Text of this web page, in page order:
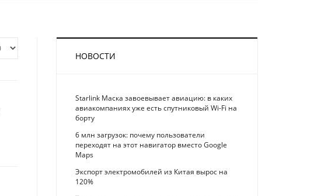
НОВОСТИ
Starlink Маска завоевывает авиацию: в каких
авиакомпаниях уже есть спутниковый Wi-Fi на
борту
6 млн загрузок: почему пользователи
переходят на этот навигатор вместо Google
Maps
Экспорт электромобилей из Китая вырос на
120%